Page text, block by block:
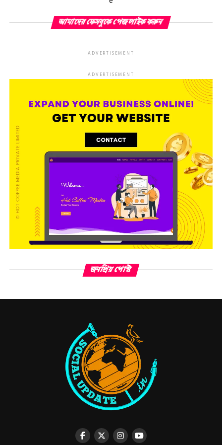
আমাদের ফেসবুকে পেজ লাইক করুন
ADVERTISEMENT
ADVERTISEMENT
জনপ্রিয় পোস্ট